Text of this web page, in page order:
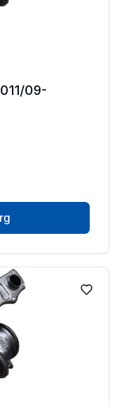
09-
Lägg till